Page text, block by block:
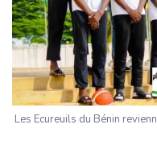
Les Ecureuils du Bénin